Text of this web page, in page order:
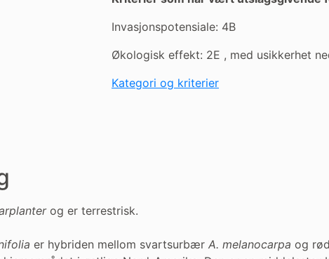
Invasjonspotensiale: 4B
Økologisk effekt: 2E , med usikkerhet
Kategori og kriterier
og er terrestrisk.
er hybriden mellom svartsurbær A. melanocarpa og